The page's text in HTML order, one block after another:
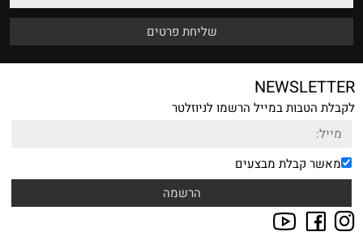
NEWSLETTER
לקבלת הטבות במייל הרשמו לניוזלטר
מאשר קבלת מבצעים